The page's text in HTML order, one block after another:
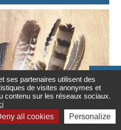
Contact

Newsletter
ses partenaires utilisent des
de visites anonymes et
contenu sur les réseaux sociaux.
all cookies Personalize